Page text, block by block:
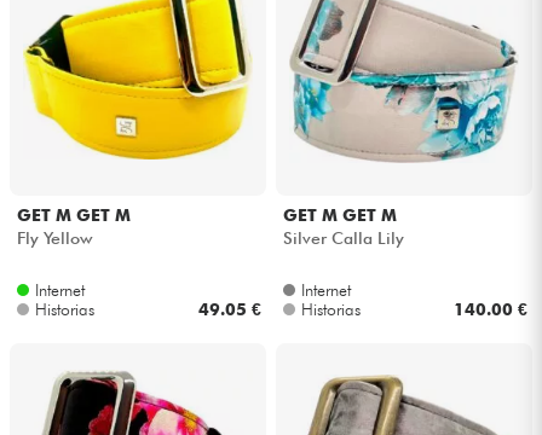
Ver nuestras marcas
GET M GET M
Fly Yellow
Internet
Historias
49.05 €
GET M GET M
Silver Calla Lily
Internet
Historias
140.00 €